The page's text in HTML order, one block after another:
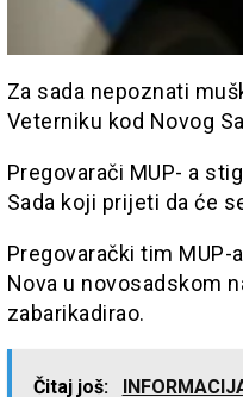
Za sada nepoznati
Veterniku kod Novog
Pregovarači MUP- a
Sada koji prijeti da će
Pregovarački tim
Nova u novosadskom
zabarikadirao.
Čitaj još: